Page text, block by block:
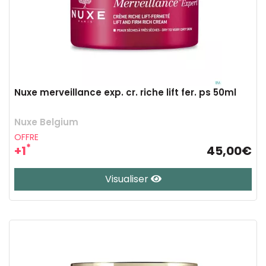
Nuxe merveillance exp. cr. riche lift fer. ps 50ml
Nuxe Belgium
OFFRE
+1* 45,00€
Visualiser